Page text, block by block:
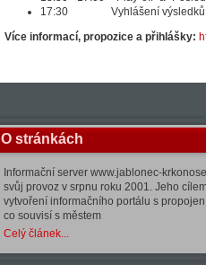
17:30 Vyhlášení výsledků
Více informací, propozice a přihlášky:
O stránkách
Informační server www.jablonec-
svůj provoz v srpnu roku 2001. Jeho
vytvoření informačního portálu s
co souvisí s městem
Celý článek...